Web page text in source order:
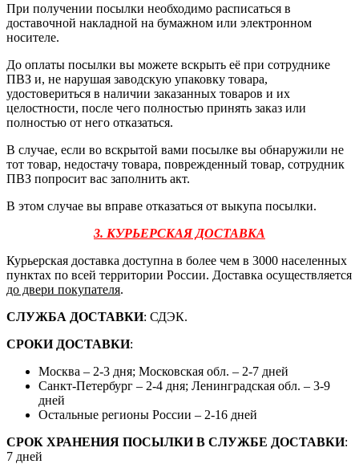
При получении посылки необходимо расписаться в
доставочной накладной на бумажном или электронном
носителе.
До оплаты посылки вы можете вскрыть её при сотруднике
ПВЗ и, не нарушая заводскую упаковку товара,
удостовериться в наличии заказанных товаров и их
целостности, после чего полностью принять заказ или
полностью от него отказаться.
В случае, если во вскрытой вами посылке вы обнаружили не
тот товар, недостачу товара, поврежденный товар, сотрудник
ПВЗ попросит вас заполнить акт.
В этом случае вы вправе отказаться от выкупа посылки.
3. КУРЬЕРСКАЯ ДОСТАВКА
Курьерская доставка доступна в более чем в 3000 населенных
пунктах по всей территории России. Доставка осуществляется
до двери покупателя.
СЛУЖБА ДОСТАВКИ: СДЭК.
СРОКИ ДОСТАВКИ:
Москва – 2-3 дня; Московская обл. – 2-7 дней
Санкт-Петербург – 2-4 дня; Ленинградская обл. – 3-9
дней
Остальные регионы России – 2-16 дней
СРОК ХРАНЕНИЯ ПОСЫЛКИ В СЛУЖБЕ ДОСТАВКИ:
7 дней